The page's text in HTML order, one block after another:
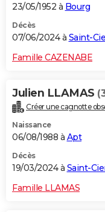
23/05/1952 à Bourg
Décès
07/06/2024 à Saint-
Famille CAZENABE
Julien LLAMAS
Créer une cagnotte
Naissance
06/08/1988 à Apt
Décès
19/03/2024 à Saint-
Famille LLAMAS